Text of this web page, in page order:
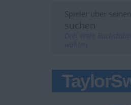
Spieler über seinen
suchen